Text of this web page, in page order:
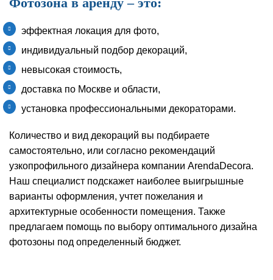
эффектная локация для фото,
индивидуальный подбор декораций,
невысокая стоимость,
доставка по Москве и области,
установка профессиональными декораторами.
Количество и вид декораций вы подбираете
самостоятельно, или согласно рекомендаций
узкопрофильного дизайнера компании ArendaDecora.
Наш специалист подскажет наиболее выигрышные
варианты оформления, учтет пожелания и
архитектурные особенности помещения. Также
предлагаем помощь по выбору оптимального дизайна
фотозоны под определенный бюджет.